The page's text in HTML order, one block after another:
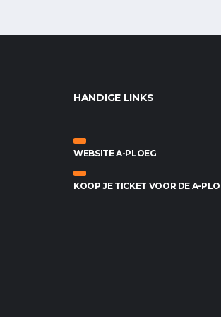
HANDIGE LINKS
WEBSITE A-PLOEG
KOOP JE TICKET VOOR DE A-